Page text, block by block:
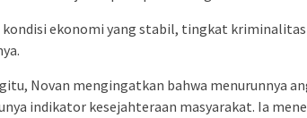
kondisi ekonomi yang stabil, tingkat
Novan mengingatkan bahwa menurunnya
indikator kesejahteraan masyarakat. Ia